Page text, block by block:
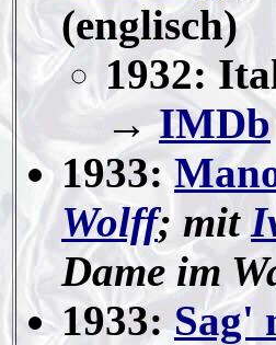
(englisch)
1932:
→IMDb
1933:
Wolff; mit
Dame im
1933:Sag'